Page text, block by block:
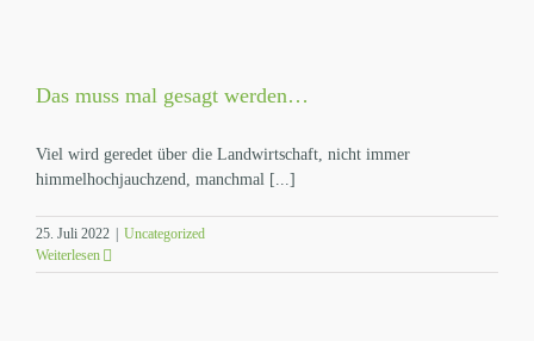
Das muss mal gesagt werden…
Viel wird geredet über die Landwirtschaft, nicht immer
himmelhochjauchzend, manchmal [...]
25. Juli 2022
Uncategorized
Weiterlesen